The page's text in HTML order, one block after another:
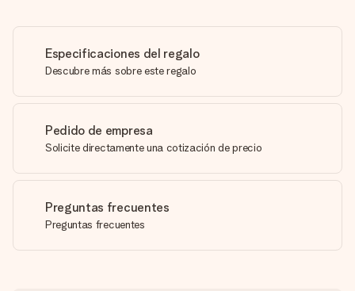
Especificaciones del regalo
Descubre más sobre este regalo
Pedido de empresa
Solicite directamente una cotización de precio
Preguntas frecuentes
Preguntas frecuentes